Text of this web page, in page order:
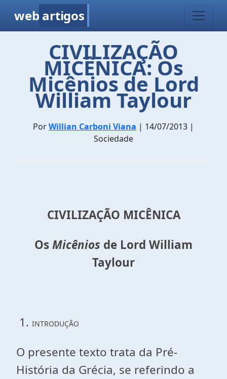
web artigos
CIVILIZAÇÃO
MICÊNICA: Os
Micênios de Lord
William Taylour
PorWillian Carboni Viana | 14/07/2013 |
Sociedade
CIVILIZAÇÃO MICÊNICA
OsMicênios de Lord William
Taylour
1. INTRODUÇÃO
O presente texto trata da Pré-
História da Grécia, se referindo a